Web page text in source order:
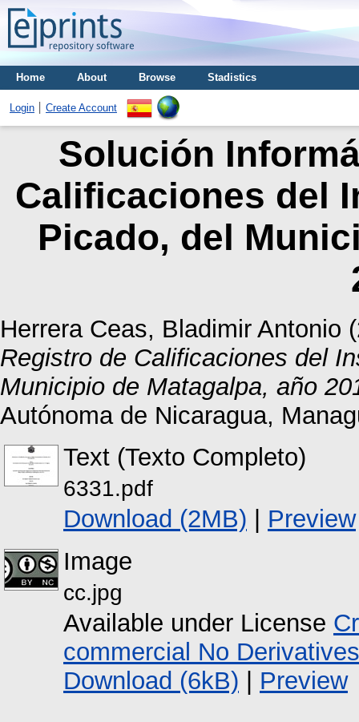
Home About Browse Stadistics
Login Create Account
Solución
Calificaciones del
Picado, del
Herrera Ceas, Bladimir Antonio
Registro de Calificaciones del
Municipio de Matagalpa, año
Autónoma de Nicaragua,
Text (Texto Completo)
6331.pdf
Download (2MB) | Preview
Image
cc.jpg
Available under License
commercial No Derivatives
Download (6kB) | Preview